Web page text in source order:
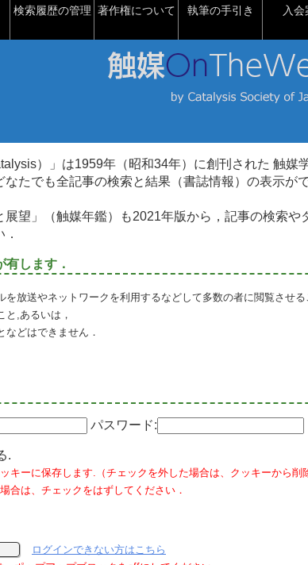
検索履歴の管理 著作権について 執筆の手引き 入会
）」は1959年（昭和34年）に創刊された 触媒
なたでも全記事の検索と結果（書誌情報）の表示が
展望」（触媒年鑑）も2021年版から，記事の検索や
します．
を放送やネットワークを利用するなどして多数の者に閲覧させる
と,あるいは，
などはできません．
パスワード:
.
キーに保存します.（チェックを外した場合は、クッキーから削
合は、チェックをはずしてください．
ログインできない方はこちら